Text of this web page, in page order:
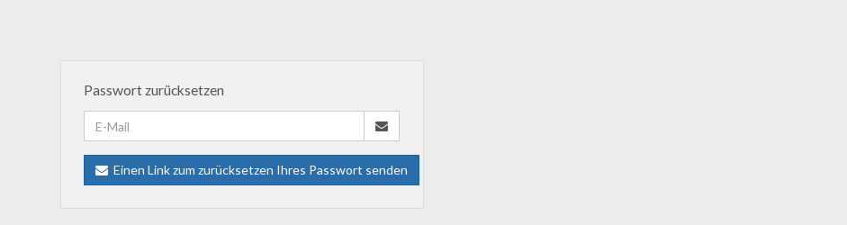
Passwort zurücksetzen
Mail
Einen Link zum zurücksetzen Ihres Passwort senden